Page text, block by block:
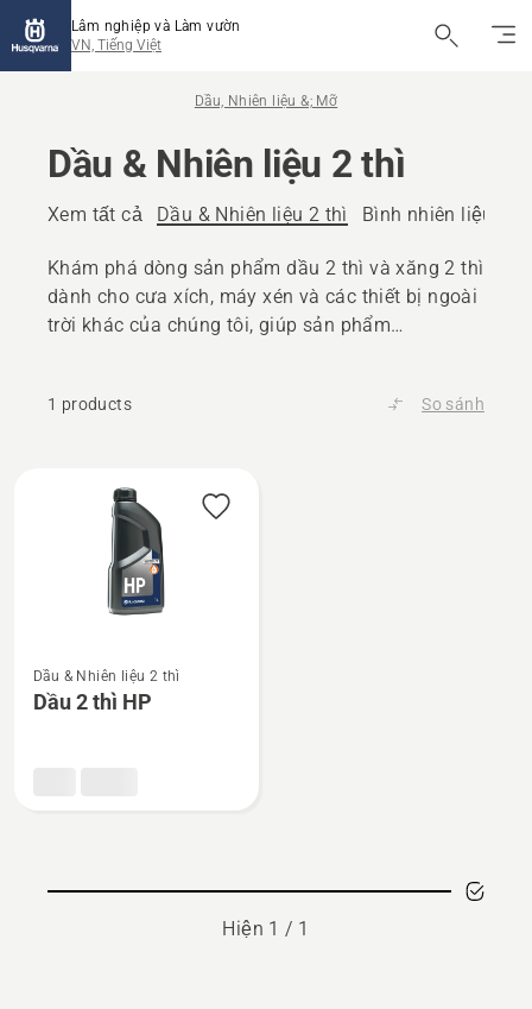
Lâm nghiệp và Làm vườn
VN, Tiếng Việt
Dầu, Nhiên liệu &; Mỡ
Dầu & Nhiên liệu 2 thì
Xem tất cả Dầu & Nhiên liệu 2 thì Bình nhiên liệu và
Khám phá dòng sản phẩm dầu 2 thì và xăng 2 thì
dành cho cưa xích, máy xén và các thiết bị ngoài
trời khác của chúng tôi, giúp sản phẩm
1 products So sánh
products
thêm
chi
Dầu & Nhiên liệu 2 thì
Dầu 2 thì HP
Hiện 1 / 1